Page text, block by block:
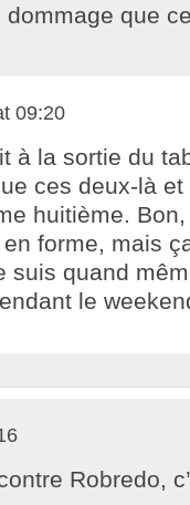
que
09:20
à la sortie du
ces deux-là et
huitième. Bon,
forme, mais
suis quand
le
Robredo,